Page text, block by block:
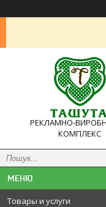
РЕКЛАМНО-
КОМПЛЕКС
Товары и услуги